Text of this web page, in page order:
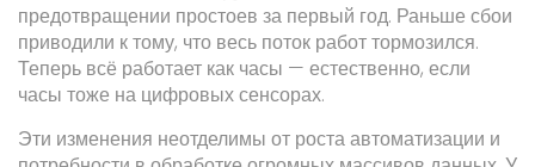
предотвращении простоев за первый год. Раньше сбои
приводили к тому, что весь поток работ тормозился.
Теперь всё работает как часы — естественно, если
часы тоже на цифровых сенсорах.
Эти изменения неотделимы от роста автоматизации и